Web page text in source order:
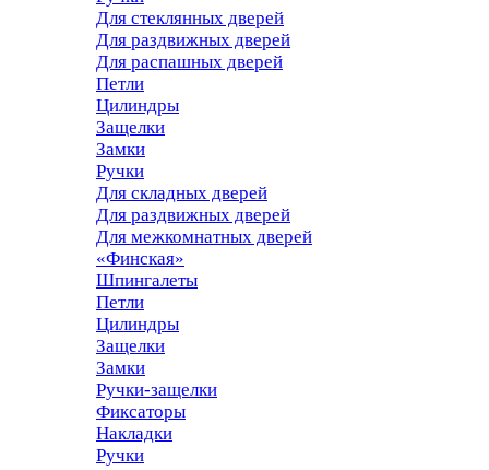
Для стеклянных дверей
Для раздвижных дверей
Для распашных дверей
Петли
Цилиндры
Защелки
Замки
Ручки
Для складных дверей
Для раздвижных дверей
Для межкомнатных дверей
«Финская»
Шпингалеты
Петли
Цилиндры
Защелки
Замки
Ручки-защелки
Фиксаторы
Накладки
Ручки